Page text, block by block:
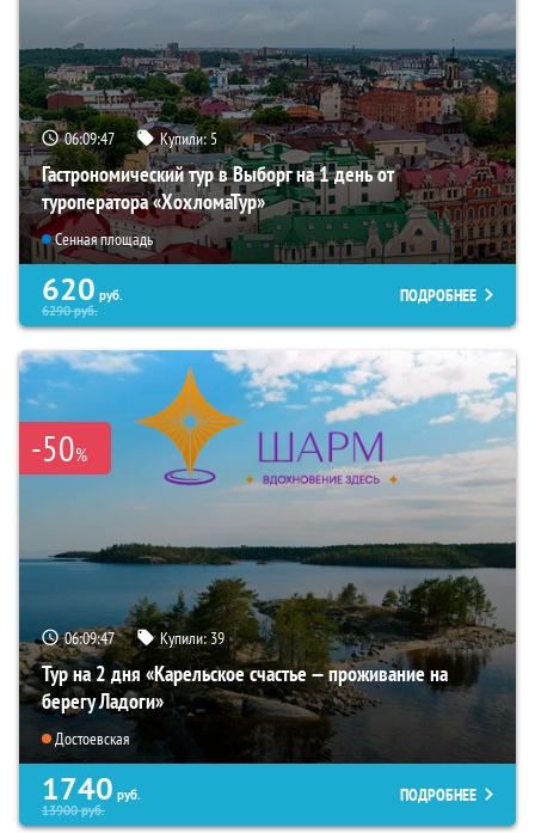
06:09:46 Купили:5
Гастрономический тур в Выборг на 1 день от
туроператора «ХохломаТур»
Сенная площадь
620 руб.
6290руб.
ПОДРОБНЕЕ
-50%
06:09:46 Купили:39
Тур на 2 дня «Карельское счастье — проживание на
берегу Ладоги»
Достоевская
1740 руб.
13900руб.
ПОДРОБНЕЕ